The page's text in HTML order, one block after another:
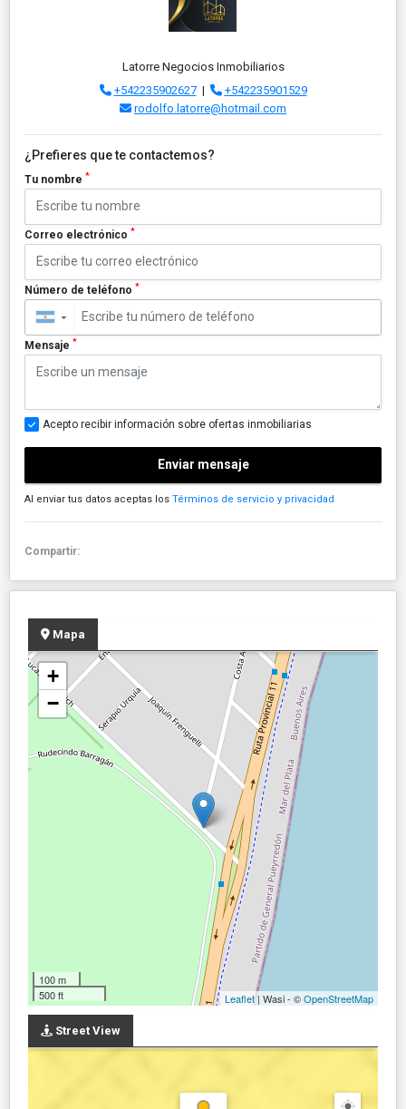
Latorre Negocios Inmobiliarios
+542235902627|
+542235901529
rodolfo.latorre@hotmail.com
¿Prefieres que te contactemos?
Tu nombre *
Correo electrónico *
Número de teléfono *
▼
Mensaje *
Acepto recibir información sobre ofertas inmobiliarias
Enviar mensaje
Al enviar tus datos aceptas los Términos de servicio y privacidad
Compartir:
Mapa
+
−
100 m
500 ft
Leaflet| Wasi - ©OpenStreetMap
Street View